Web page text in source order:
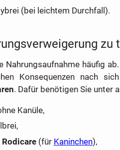
(bei leichtem Durchfall).
zu
Nahrungsaufnahme häufig
Konsequenzen nach
. Dafür benötigen Sie unter
Kanüle,
Rodicare(für Kaninchen),